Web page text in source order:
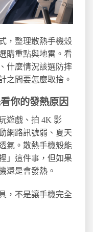
，整理散熱手機殼
購重點與地雷。看
什麼情況該選防摔
之間要怎麼取捨。
你的發熱原因
遊戲、拍 4K 影
網路訊號弱、夏天
氣。散熱手機殼能
」這件事，但如果
還是會發熱。
，不是讓手機完全